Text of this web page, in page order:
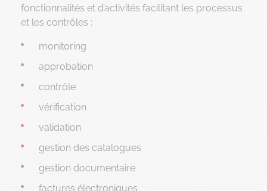
fonctionnalités et d’activités facilitant les processus
et les contrôles :
monitoring
approbation
contrôle
vérification
validation
gestion des catalogues
gestion documentaire
factures électroniques